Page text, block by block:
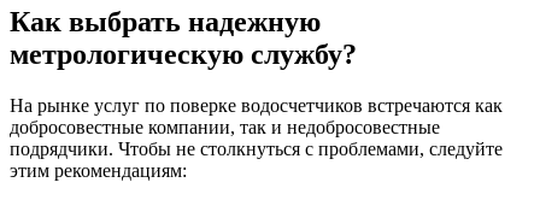
Как выбрать надежную
метрологическую службу?
На рынке услуг по поверке водосчетчиков встречаются как
добросовестные компании, так и недобросовестные
подрядчики. Чтобы не столкнуться с проблемами, следуйте
этим рекомендациям: